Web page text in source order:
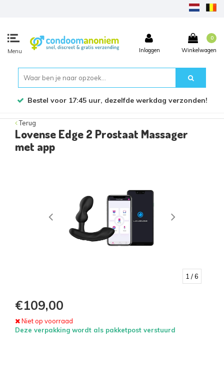
Menu Inloggen
0
Winkelwagen
Bestel voor 17:45 uur, dezelfde werkdag verzonden!
Terug
Lovense Edge 2 Prostaat Massager
met app
1 / 6
€109,00
Niet op voorraad
Deze verpakking wordt als pakketpost verstuurd